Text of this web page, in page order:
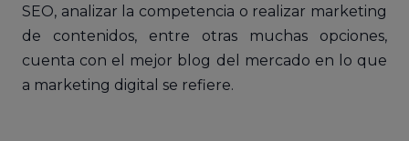
SEO, analizar la competencia o realizar marketing
de contenidos, entre otras muchas opciones,
cuenta con el mejor blog del mercado en lo que
a marketing digital se refiere.